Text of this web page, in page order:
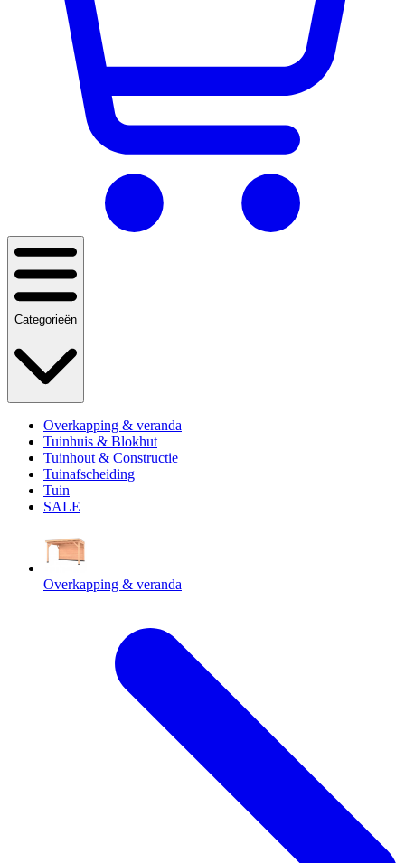
Categorieën
Overkapping & veranda
Tuinhuis & Blokhut
Tuinhout & Constructie
Tuinafscheiding
Tuin
SALE
Overkapping & veranda